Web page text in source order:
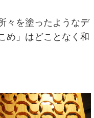
々を塗ったようなデ
め」はどことなく和